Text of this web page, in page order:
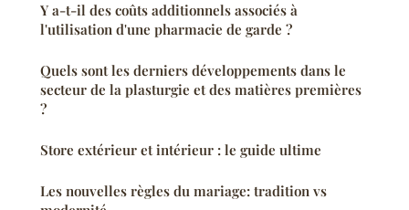
Y a-t-il des coûts additionnels associés à
l'utilisation d'une pharmacie de garde ?
Quels sont les derniers développements dans le
secteur de la plasturgie et des matières premières
?
Store extérieur et intérieur : le guide ultime
Les nouvelles règles du mariage: tradition vs